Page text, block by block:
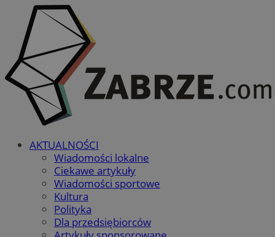
AKTUALNOŚCI
Wiadomości lokalne
Ciekawe artykuły
Wiadomości sportowe
Kultura
Polityka
Dla przedsiębiorców